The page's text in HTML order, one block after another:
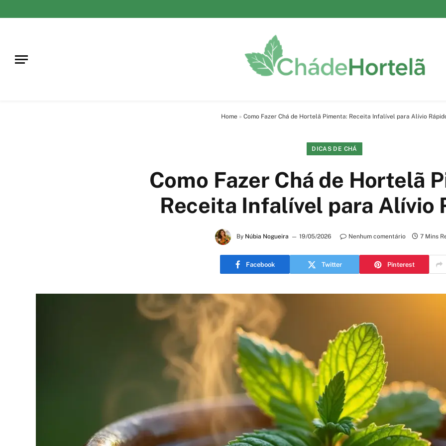
Home » Como Fazer Chá de Hortelã Pimenta: Receita Infalível para Alívio
DICAS DE CHÁ
Como Fazer Chá de Hortelã
Receita Infalível para Alívio
By Núbia Nogueira 19/05/2026 Nenhum comentário 7 Mins
Facebook Twitter Pinterest